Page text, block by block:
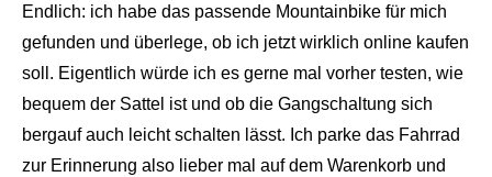
Endlich: ich habe das passende Mountainbike für mich
gefunden und überlege, ob ich jetzt wirklich online kaufen
soll. Eigentlich würde ich es gerne mal vorher testen, wie
bequem der Sattel ist und ob die Gangschaltung sich
bergauf auch leicht schalten lässt. Ich parke das Fahrrad
zur Erinnerung also lieber mal auf dem Warenkorb und